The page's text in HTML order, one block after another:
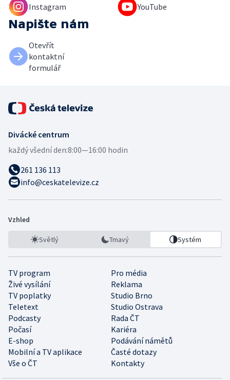
Instagram YouTube
Napište nám
Otevřít
kontaktní
formulář
Divácké centrum
každý všední den:8:00—16:00 hodin
261 136 113
info@ceskatelevize.cz
Vzhled
Světlý Tmavý Systém
TV program
Pro média
Živé vysílání
Reklama
TV poplatky
Studio Brno
Teletext
Studio Ostrava
Podcasty
Rada ČT
Počasí
Kariéra
E-shop
Podávání námětů
Mobilní a TV aplikace
Časté dotazy
Vše o ČT
Kontakty